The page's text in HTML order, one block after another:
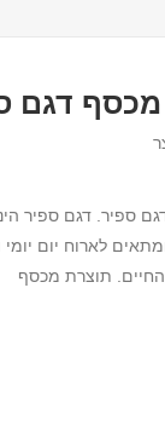
דגם
דגם ספיר הינו
לארוח יום
החיים. תוצרת מכסף